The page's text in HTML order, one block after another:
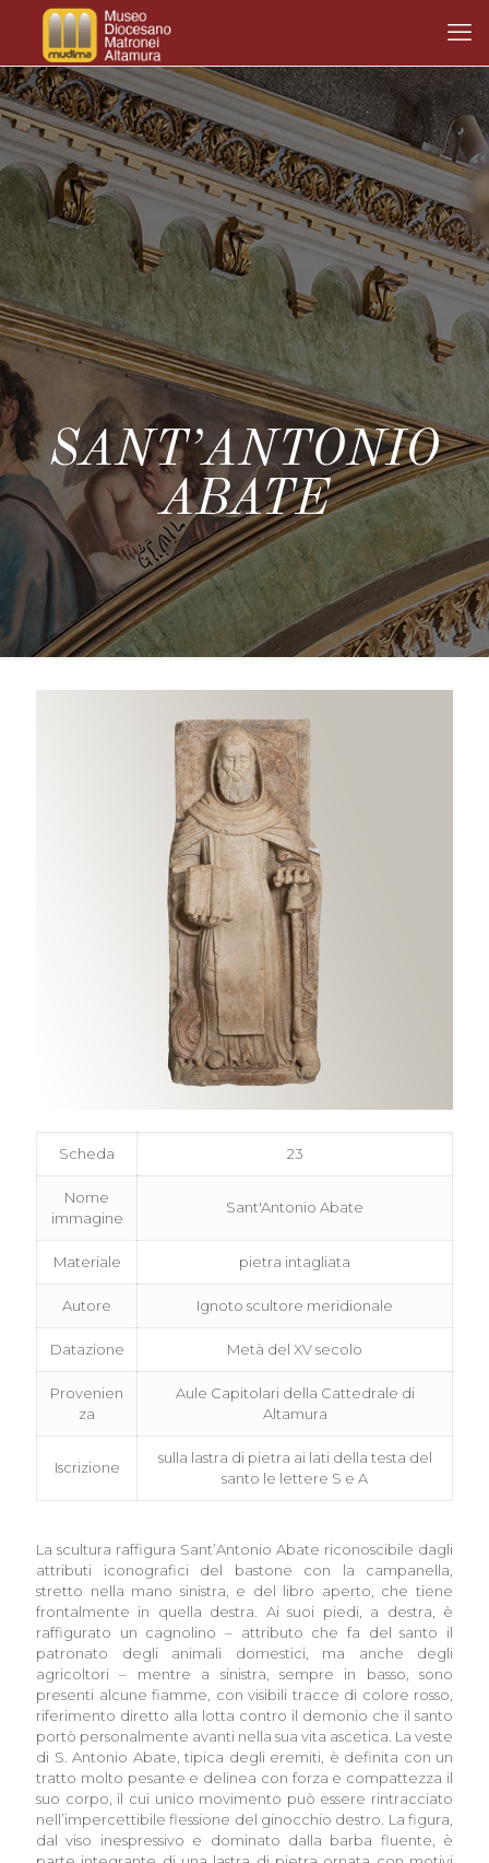
SANT’ANTONIO
ABATE
Scheda 23
Nome
immagine
Sant'Antonio Abate
Materiale pietra intagliata
Autore Ignoto scultore meridionale
Datazione Metà del XV secolo
Provenien
za
Aule Capitolari della Cattedrale di
Altamura
Iscrizione
sulla lastra di pietra ai lati della testa del
santo le lettere S e A
La scultura raffigura Sant’Antonio Abate riconoscibile dagli
attributi iconografici del bastone con la campanella,
stretto nella mano sinistra, e del libro aperto, che tiene
frontalmente in quella destra. Ai suoi piedi, a destra, è
raffigurato un cagnolino – attributo che fa del santo il
patronato degli animali domestici, ma anche degli
agricoltori – mentre a sinistra, sempre in basso, sono
presenti alcune fiamme, con visibili tracce di colore rosso,
riferimento diretto alla lotta contro il demonio che il santo
portò personalmente avanti nella sua vita ascetica. La veste
di S. Antonio Abate, tipica degli eremiti, è definita con un
tratto molto pesante e delinea con forza e compattezza il
suo corpo, il cui unico movimento può essere rintracciato
nell’impercettibile flessione del ginocchio destro. La figura,
dal viso inespressivo e dominato dalla barba fluente, è